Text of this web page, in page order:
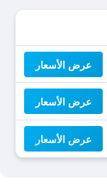
عرض الأسعار
عرض الأسعار
عرض الأسعار